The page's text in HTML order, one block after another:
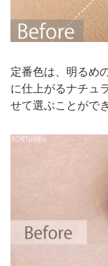
定番色は、明るめ
に仕上がるナチュ
せて選ぶことがで